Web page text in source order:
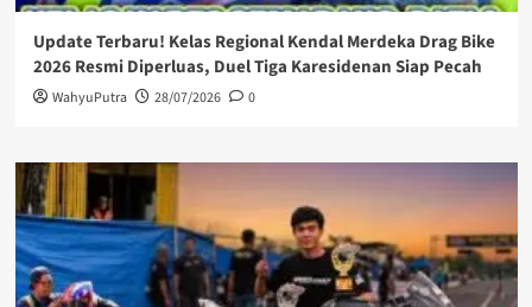
Update Terbaru! Kelas Regional Kendal Merdeka Drag Bike
2026 Resmi Diperluas, Duel Tiga Karesidenan Siap Pecah
WahyuPutra 28/07/2026 0